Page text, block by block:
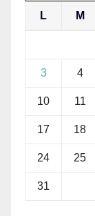
L M
3 4
10 11
17 18
24 25
31